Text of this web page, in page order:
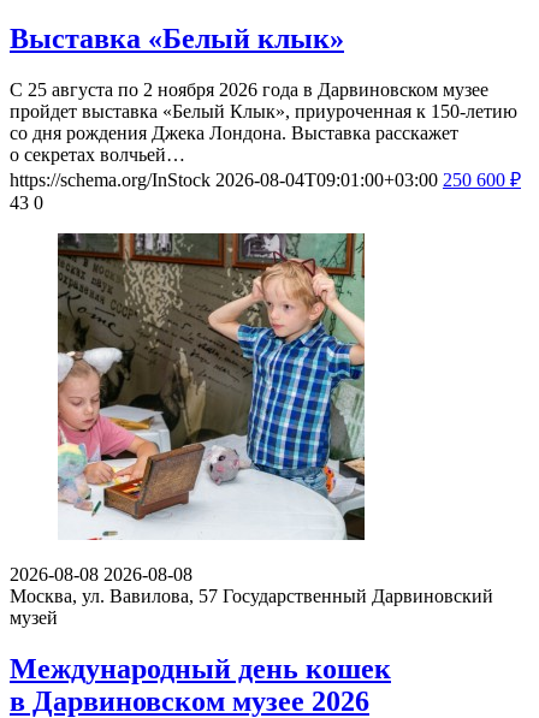
Выставка «Белый клык»
С 25 августа по 2 ноября 2026 года в Дарвиновском музее
пройдет выставка «Белый Клык», приуроченная к 150-летию
со дня рождения Джека Лондона. Выставка расскажет
о секретах волчьей…
https://schema.org/InStock 2026-08-04T09:01:00+03:00 250 600 ₽
43 0
2026-08-08 2026-08-08
Москва, ул. Вавилова, 57 Государственный Дарвиновский
музей
Международный день кошек
в Дарвиновском музее 2026